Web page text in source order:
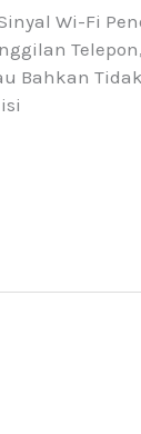
Wi-Fi
Bahkan